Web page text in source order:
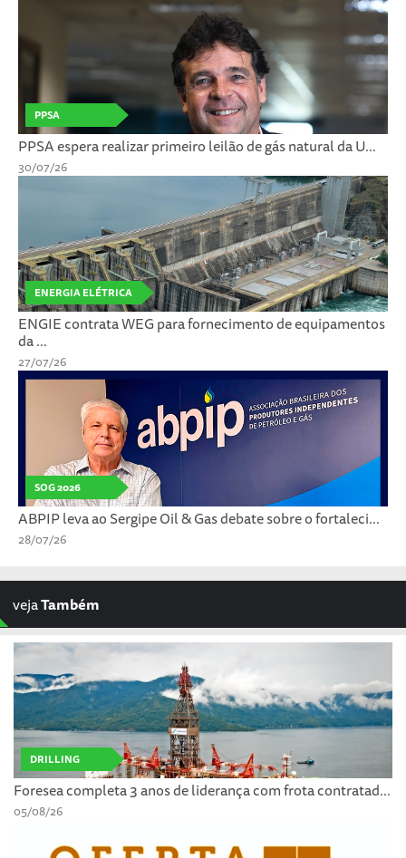
PPSA
PPSA espera realizar primeiro leilão de gás natural da U...
30/07/26
ENERGIA ELÉTRICA
ENGIE contrata WEG para fornecimento de equipamentos
da ...
27/07/26
SOG 2026
ABPIP leva ao Sergipe Oil & Gas debate sobre o fortaleci...
28/07/26
vejaTambém
DRILLING
Foresea completa 3 anos de liderança com frota contratad...
05/08/26